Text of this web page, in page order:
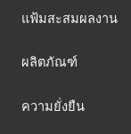
แฟ้มสะสมผลงาน
ผลิตภัณฑ์
ความยั่งยืน